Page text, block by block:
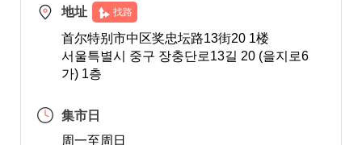
地址 找路
首尔特别市中区奖忠坛路13街20 1楼
서울특별시 중구 장충단로13길 20 (을지로6
가) 1층
集市日
周一至周日